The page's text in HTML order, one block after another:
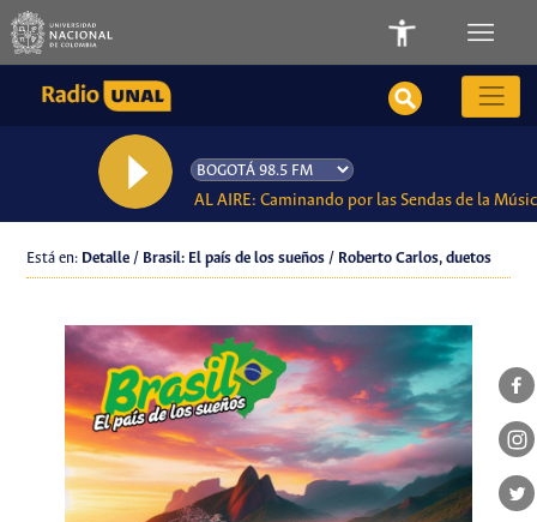
AL AIRE: Caminando por las Sendas de la
Está en: Detalle / Brasil: El país de los sueños / Roberto Carlos, duetos